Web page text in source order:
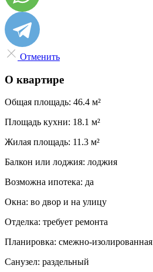
Отменить
О квартире
Общая площадь: 46.4 м²
Площадь кухни: 18.1 м²
Жилая площадь: 11.3 м²
Балкон или лоджия: лоджия
Возможна ипотека: да
Окна: во двор и на улицу
Отделка: требует ремонта
Планировка: смежно-изолированная
Санузел: раздельный